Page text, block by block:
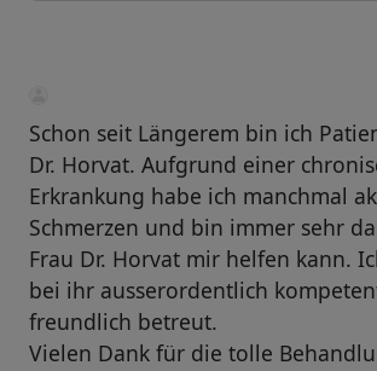
Schon seit Längerem bin ich
Dr. Horvat. Aufgrund einer
Erkrankung habe ich manchmal
Schmerzen und bin immer sehr
Frau Dr. Horvat mir helfen kann.
bei ihr ausserordentlich
freundlich betreut.
Vielen Dank für die tolle